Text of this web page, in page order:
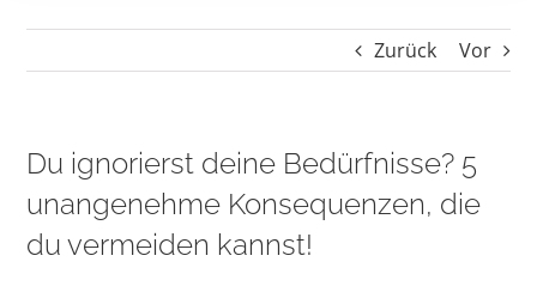
Zurück Vor
Du ignorierst deine Bedürfnisse? 5
unangenehme Konsequenzen, die
du vermeiden kannst!